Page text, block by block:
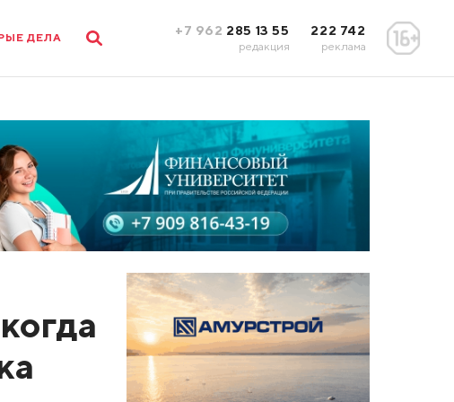
ДЕЛА +7 962 285 13 55
редакция
222 742
реклама